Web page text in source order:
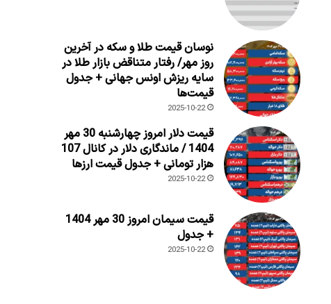
نوسان قیمت طلا و سکه در آخرین
روز مهر/ رفتار متناقض بازار طلا در
سایه ریزش اونس جهانی + جدول
قیمت‌ها
2025-10-22
قیمت دلار امروز چهارشنبه 30 مهر
1404 / ماندگاری دلار در کانال 107
هزار تومانی + جدول قیمت ارزها
2025-10-22
قیمت سیمان امروز 30 مهر 1404
+ جدول
2025-10-22